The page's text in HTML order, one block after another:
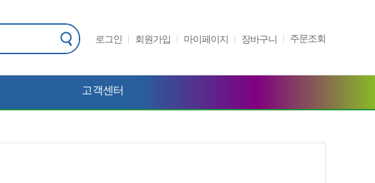
로그인 회원가입 마이페이지 장바구니 주문조회
고객센터